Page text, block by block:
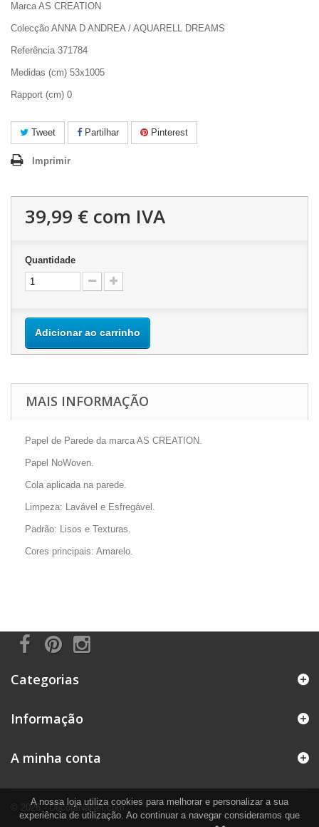
Marca AS CREATION
Colecção ANNA D ANDREA / AQUARELL DREAMS
Referência 371784
Medidas (cm) 53x1005
Rapport (cm) 0
Tweet Partilhar Pinterest
Imprimir
39,99 € com IVA
Quantidade
Adicionar ao carrinho
MAIS INFORMAÇÃO
Papel de Parede da marca AS CREATION.
Papel NoWoven.
Cola aplicada na parede.
Limpeza: Lavável e Esfregável.
Padrão: Lisos e Texturas.
Cores principais: Amarelo.
Categorias
Informação
© 2026 - DecoraNaNet.com
A minha conta
A nossa loja utiliza cookies para melhorar e personalizar a sua
experiência de utilização. Ao continuar a navegar consideramos que